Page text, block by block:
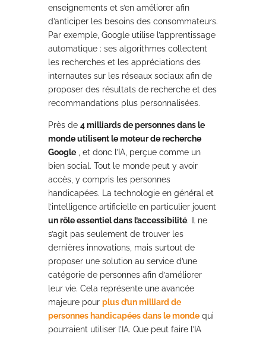
enseignements et s’en améliorer afin
d’anticiper les besoins des consommateurs.
Par exemple, Google utilise l’apprentissage
automatique : ses algorithmes collectent
les recherches et les appréciations des
internautes sur les réseaux sociaux afin de
proposer des résultats de recherche et des
recommandations plus personnalisées.
Près de 4 milliards de personnes dans le
monde utilisent le moteur de recherche
Google, et donc l’IA, perçue comme un
bien social. Tout le monde peut y avoir
accès, y compris les personnes
handicapées. La technologie en général et
l’intelligence artificielle en particulier jouent
un rôle essentiel dans l’accessibilité. Il ne
s’agit pas seulement de trouver les
dernières innovations, mais surtout de
proposer une solution au service d’une
catégorie de personnes afin d’améliorer
leur vie. Cela représente une avancée
majeure pour plus d’un milliard de
personnes handicapées dans le mondequi
pourraient utiliser l’IA. Que peut faire l’IA